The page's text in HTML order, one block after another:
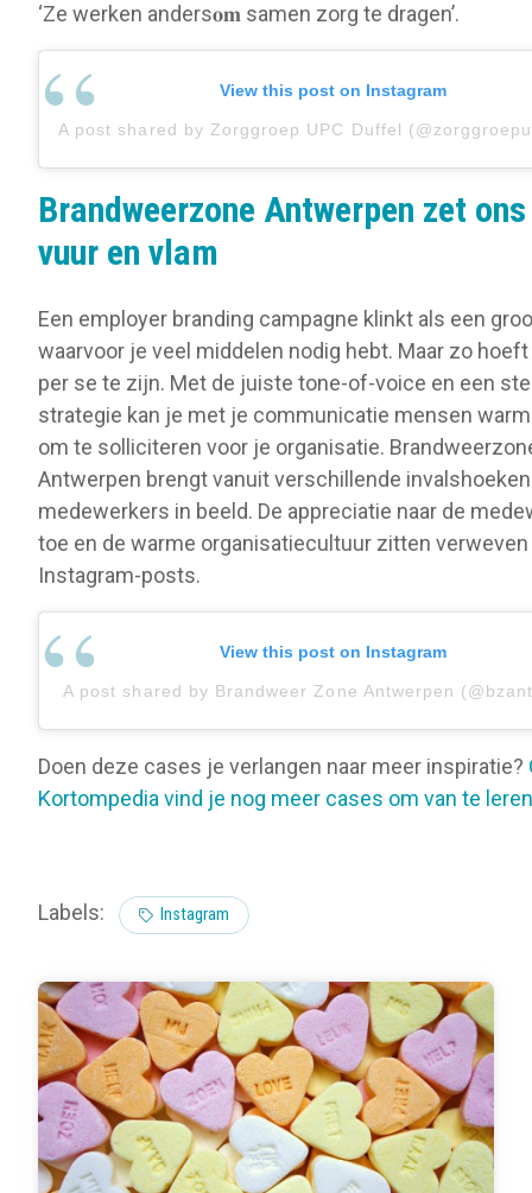
‘Ze werken anders𝐨𝐦 samen zorg te dragen’.
View this post on Instagram
A post shared by Zorggroep UPC Duffel
Brandweerzone Antwerpen zet
vuur en vlam
Een employer branding campagne klinkt als een
waarvoor je veel middelen nodig hebt. Maar zo
per se te zijn. Met de juiste tone-of-voice en een
strategie kan je met je communicatie mensen
om te solliciteren voor je organisatie.
Antwerpen brengt vanuit verschillende
medewerkers in beeld. De appreciatie naar de
toe en de warme organisatiecultuur zitten verweven
Instagram-posts.
View this post on Instagram
A post shared by Brandweer Zone Antwerpen
Doen deze cases je verlangen naar meer inspiratie?
Kortompedia vind je nog meer cases om van te
Labels: Instagram